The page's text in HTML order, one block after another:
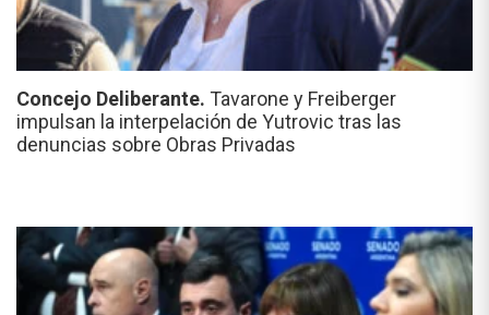
Concejo Deliberante. Tavarone y Freiberger
impulsan la interpelación de Yutrovic tras las
denuncias sobre Obras Privadas